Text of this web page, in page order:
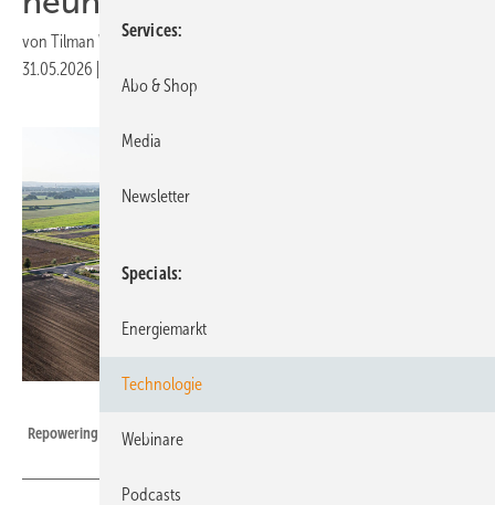
von Tilman Weber
31.05.2026
Repowering – Symbolbild
Services
Abo & Shop
Media
Newsletter
Specials
Energiemarkt
Technologie
Webinare
Podcasts